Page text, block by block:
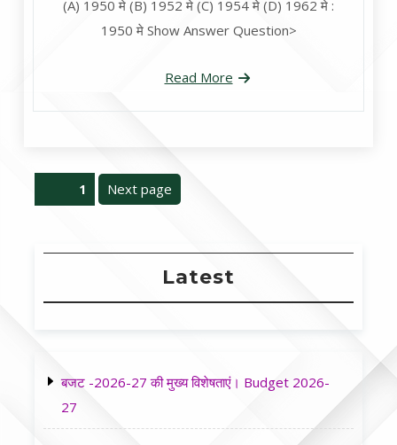
(A) 1950 मे (B) 1952 मे (C) 1954 मे (D) 1962 मे :
1950 मे Show Answer Question>
Read More
Posts
navigation
1 Next page
Latest
बजट -2026-27 की मुख्य विशेषताएं। Budget 2026-
27